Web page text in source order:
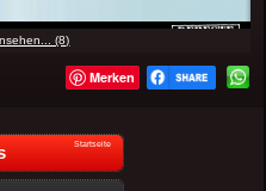
(8)
Merken
Startseite